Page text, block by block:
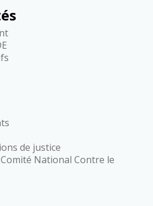
de justice
National Contre le